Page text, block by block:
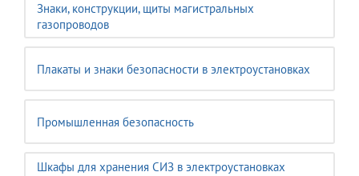
Знаки, конструкции, щиты магистральных
газопроводов
Плакаты и знаки безопасности в электроустановках
Промышленная безопасность
Шкафы для хранения СИЗ в электроустановках